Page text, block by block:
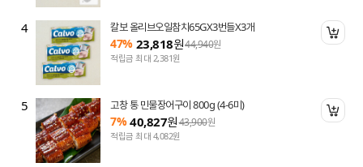
담기
담기
4 칼보 올리브오일참치65GX3번들X3개
47% 23,818원44,940원
적립금 최대 2,381원
5 고창 통 민물장어구이 800g (4-6미)
7% 40,827원43,900원
적립금 최대 4,082원